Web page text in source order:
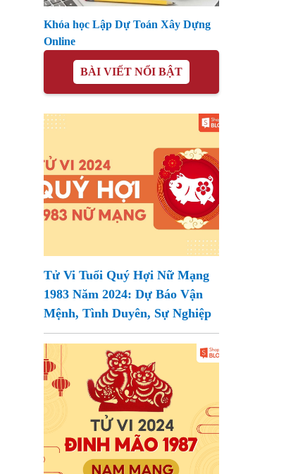
Khóa học Lập Dự Toán Xây Dựng
Online
BÀI VIẾT NỔI BẬT
Tử Vi Tuổi Quý Hợi Nữ Mạng
1983 Năm 2024: Dự Báo Vận
Mệnh, Tình Duyên, Sự Nghiệp